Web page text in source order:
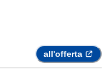
all'offerta